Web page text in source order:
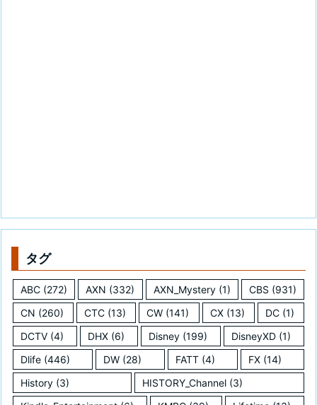
タグ
ABC (272) AXN (332) AXN_Mystery(1) CBS (931)
CN (260) CTC (13) CW (141) CX(13) DC(1)
DCTV (4) DHX (6) Disney (199) DisneyXD (1)
Dlife (446) DW (28) FATT(4) FX(14)
History (3) HISTORY_Channel(3)